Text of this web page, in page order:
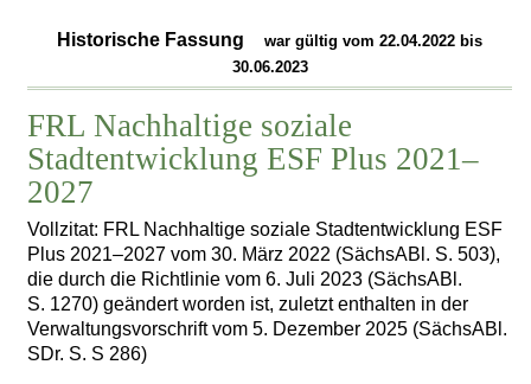
Historische Fassung
war gültig vom 22.04.2022 bis
30.06.2023
FRL Nachhaltige soziale
Stadtentwicklung ESF Plus 2021–
2027
Vollzitat: FRL Nachhaltige soziale Stadtentwicklung ESF
Plus 2021–2027 vom 30. März 2022 (SächsABl. S. 503),
die durch die Richtlinie vom 6. Juli 2023 (SächsABl.
S. 1270) geändert worden ist, zuletzt enthalten in der
Verwaltungsvorschrift vom 5. Dezember 2025 (SächsABl.
SDr. S. S 286)